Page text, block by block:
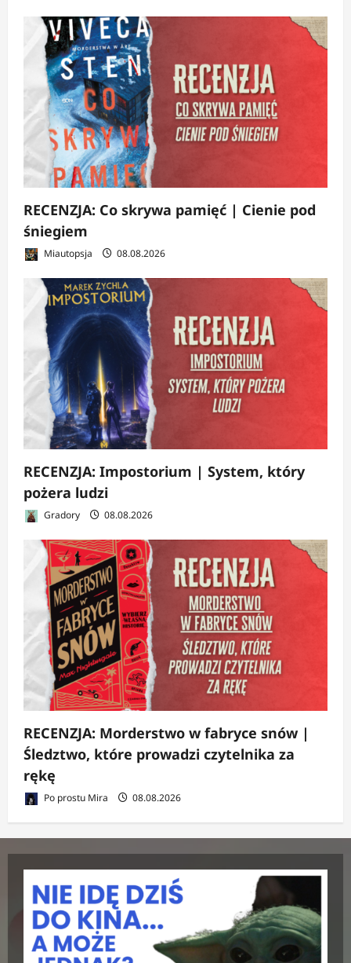
RECENZJA: Co skrywa pamięć | Cienie pod
śniegiem
Miautopsja 08.08.2026
RECENZJA: Impostorium | System, który
pożera ludzi
Gradory 08.08.2026
RECENZJA: Morderstwo w fabryce snów |
Śledztwo, które prowadzi czytelnika za
rękę
Po prostu Mira 08.08.2026